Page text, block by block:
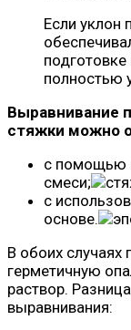
Если уклон
полностью
Выравнивание
стяжки можно
с помощью
смеси;
с
основе.
В обоих случаях
герметичную
раствор.
выравнивания: